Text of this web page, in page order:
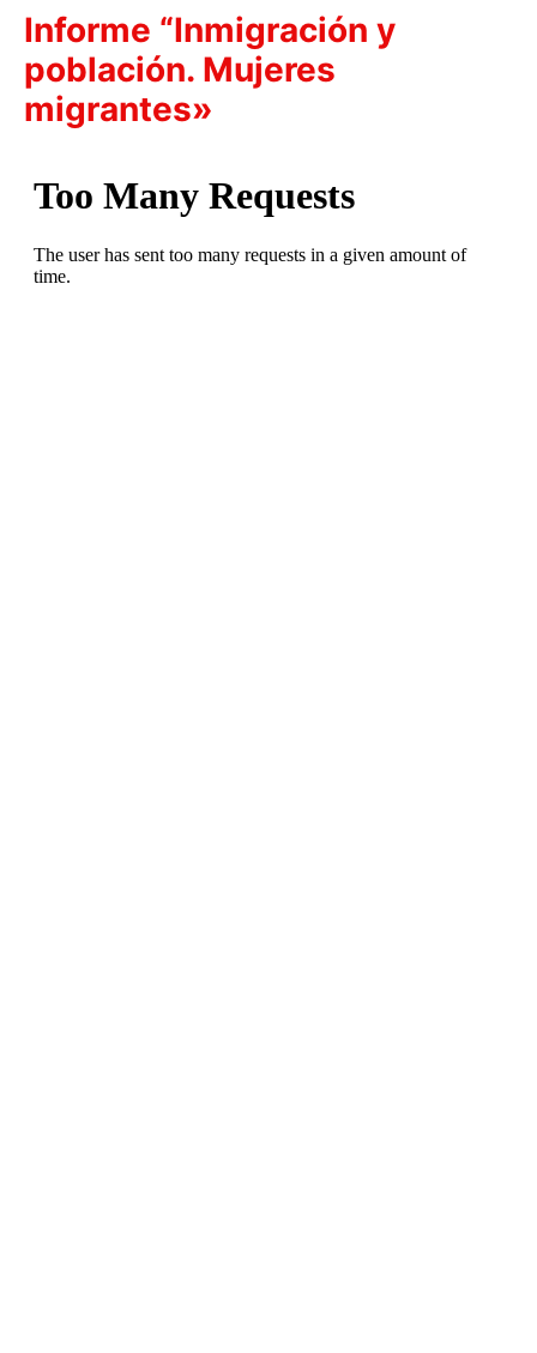
Informe “Inmigración y
población. Mujeres
migrantes»